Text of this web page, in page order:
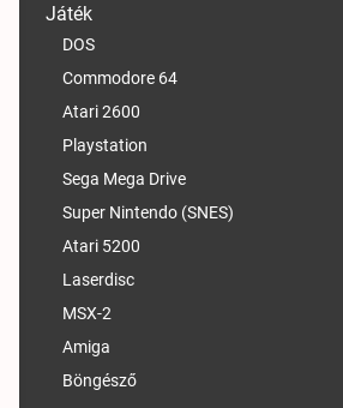
Játék
DOS
Commodore 64
Atari 2600
Playstation
Sega Mega Drive
Super Nintendo (SNES)
Atari 5200
Laserdisc
MSX-2
Amiga
Böngésző